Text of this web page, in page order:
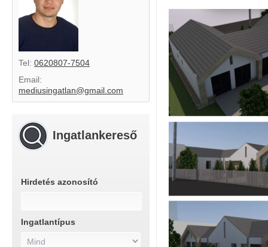
Tel: 0620807-7504
Email:
mediusingatlan@gmail.com
Ingatlankereső
Hirdetés azonosító
Ingatlantípus